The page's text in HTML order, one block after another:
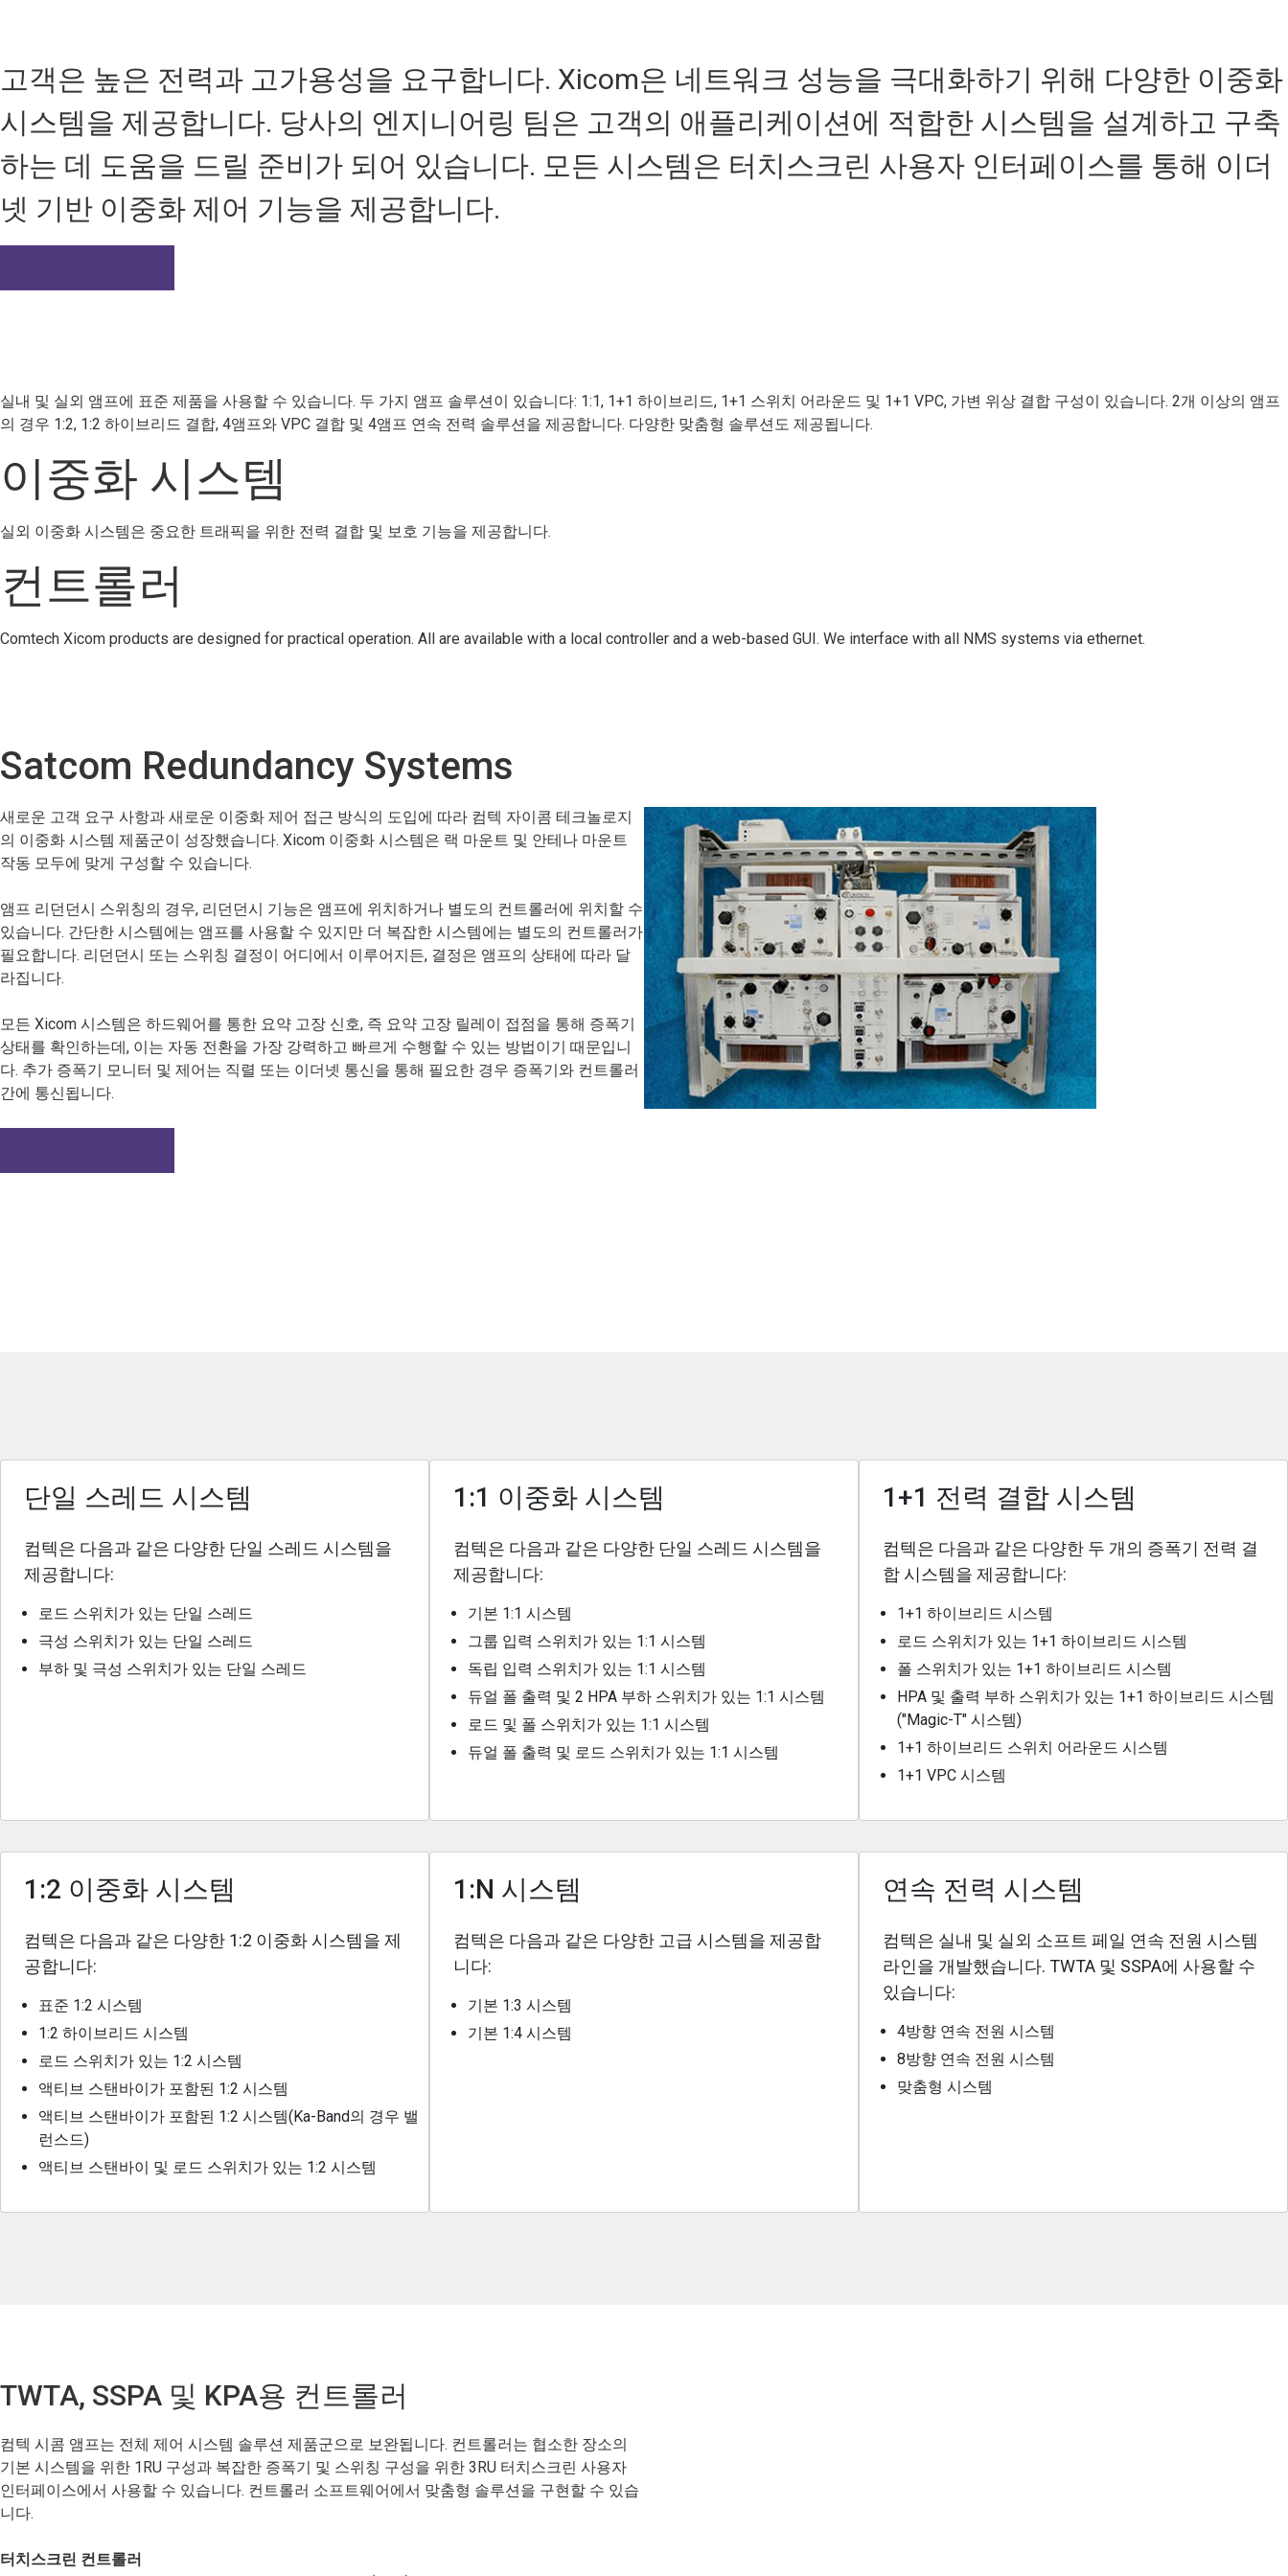
고객은 높은 전력과 고가용성을 요구합니다. Xicom은 네트워크 성능을 극대화하기 위해 다양한 이중화
시스템을 제공합니다. 당사의 엔지니어링 팀은 고객의 애플리케이션에 적합한 시스템을 설계하고 구축
하는 데 도움을 드릴 준비가 되어 있습니다. 모든 시스템은 터치스크린 사용자 인터페이스를 통해 이더
넷 기반 이중화 제어 기능을 제공합니다.
실내 및 실외 앰프에 표준 제품을 사용할 수 있습니다. 두 가지 앰프 솔루션이 있습니다: 1:1, 1+1 하이브리드, 1+1 스위치 어라운드 및 1+1 VPC, 가변 위상 결합 구성이 있습니다. 2개 이상의 앰프
의 경우 1:2, 1:2 하이브리드 결합, 4앰프와 VPC 결합 및 4앰프 연속 전력 솔루션을 제공합니다. 다양한 맞춤형 솔루션도 제공됩니다.
이중화 시스템
실외 이중화 시스템은 중요한 트래픽을 위한 전력 결합 및 보호 기능을 제공합니다.
컨트롤러
Comtech Xicom products are designed for practical operation. All are available with a local controller and a web-based GUI. We interface with all NMS systems via ethernet.
Satcom Redundancy Systems
새로운 고객 요구 사항과 새로운 이중화 제어 접근 방식의 도입에 따라 컴텍 자이콤 테크놀로지
의 이중화 시스템 제품군이 성장했습니다. Xicom 이중화 시스템은 랙 마운트 및 안테나 마운트
작동 모두에 맞게 구성할 수 있습니다.
앰프 리던던시 스위칭의 경우, 리던던시 기능은 앰프에 위치하거나 별도의 컨트롤러에 위치할 수
있습니다. 간단한 시스템에는 앰프를 사용할 수 있지만 더 복잡한 시스템에는 별도의 컨트롤러가
필요합니다. 리던던시 또는 스위칭 결정이 어디에서 이루어지든, 결정은 앰프의 상태에 따라 달
라집니다.
모든 Xicom 시스템은 하드웨어를 통한 요약 고장 신호, 즉 요약 고장 릴레이 접점을 통해 증폭기
상태를 확인하는데, 이는 자동 전환을 가장 강력하고 빠르게 수행할 수 있는 방법이기 때문입니
다. 추가 증폭기 모니터 및 제어는 직렬 또는 이더넷 통신을 통해 필요한 경우 증폭기와 컨트롤러
간에 통신됩니다.
단일 스레드 시스템
컴텍은 다음과 같은 다양한 단일 스레드 시스템을
제공합니다:
로드 스위치가 있는 단일 스레드
극성 스위치가 있는 단일 스레드
부하 및 극성 스위치가 있는 단일 스레드
1:1 이중화 시스템
컴텍은 다음과 같은 다양한 단일 스레드 시스템을
제공합니다:
기본 1:1 시스템
그룹 입력 스위치가 있는 1:1 시스템
독립 입력 스위치가 있는 1:1 시스템
듀얼 폴 출력 및 2 HPA 부하 스위치가 있는 1:1 시스템
로드 및 폴 스위치가 있는 1:1 시스템
듀얼 폴 출력 및 로드 스위치가 있는 1:1 시스템
1+1 전력 결합 시스템
컴텍은 다음과 같은 다양한 두 개의 증폭기 전력 결
합 시스템을 제공합니다:
1+1 하이브리드 시스템
로드 스위치가 있는 1+1 하이브리드 시스템
폴 스위치가 있는 1+1 하이브리드 시스템
HPA 및 출력 부하 스위치가 있는 1+1 하이브리드 시스템
("Magic-T" 시스템)
1+1 하이브리드 스위치 어라운드 시스템
1+1 VPC 시스템
1:2 이중화 시스템
컴텍은 다음과 같은 다양한 1:2 이중화 시스템을 제
공합니다:
표준 1:2 시스템
1:2 하이브리드 시스템
로드 스위치가 있는 1:2 시스템
액티브 스탠바이가 포함된 1:2 시스템
액티브 스탠바이가 포함된 1:2 시스템(Ka-Band의 경우 밸
런스드)
액티브 스탠바이 및 로드 스위치가 있는 1:2 시스템
1:N 시스템
컴텍은 다음과 같은 다양한 고급 시스템을 제공합
니다:
기본 1:3 시스템
기본 1:4 시스템
연속 전력 시스템
컴텍은 실내 및 실외 소프트 페일 연속 전원 시스템
라인을 개발했습니다. TWTA 및 SSPA에 사용할 수
있습니다:
4방향 연속 전원 시스템
8방향 연속 전원 시스템
맞춤형 시스템
TWTA, SSPA 및 KPA용 컨트롤러
컴텍 시콤 앰프는 전체 제어 시스템 솔루션 제품군으로 보완됩니다. 컨트롤러는 협소한 장소의
기본 시스템을 위한 1RU 구성과 복잡한 증폭기 및 스위칭 구성을 위한 3RU 터치스크린 사용자
인터페이스에서 사용할 수 있습니다. 컨트롤러 소프트웨어에서 맞춤형 솔루션을 구현할 수 있습
니다.
터치스크린 컨트롤러